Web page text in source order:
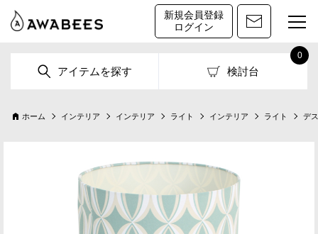
新規会員登録
ログイン
アイテムを探す 検討台
0
ホーム インテリア インテリア ライト インテリア ライト デ